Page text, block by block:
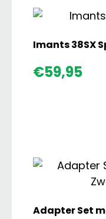
Imants 38SX
€59,95
Adapter Set